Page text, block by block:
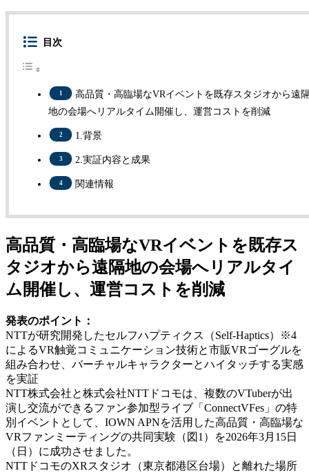
目次
高品質・高臨場なVRイベントを既存スタジオから遠
地の会場へリアルタイム開催し、運営コストを削減
1.背景
2.実証内容と成果
関連情報
高品質・高臨場なVRイベントを既存ス
タジオから遠隔地の会場へリアルタイ
ム開催し、運営コストを削減
発表のポイント：
NTTが研究開発したセルフハプティクス（Self-Haptics）※4
によるVR触覚コミュニケーション技術と市販VRゴーグルを
組み合わせ、バーチャルキャラクターとハイタッチする実感
を実証
NTT株式会社と株式会社NTTドコモは、複数のVTuberが出
演し交流ができるファン参加型ライブ「ConnectVFes」の特
別イベントとして、IOWN APNを活用した高品質・高臨場な
VRファンミーティングの共同実験（図1）を2026年3月15日
（日）に成功させました。
NTTドコモのXRスタジオ（東京都港区台場）と離れた場所